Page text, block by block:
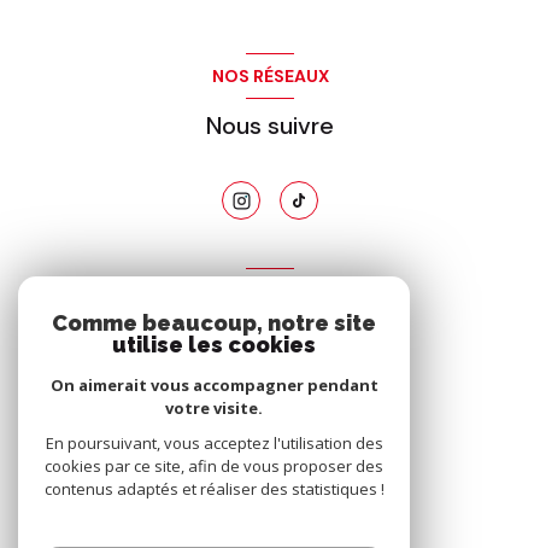
NOS RÉSEAUX
Nous suivre
Nous adhérons
Comme beaucoup, notre site
utilise les cookies
On aimerait vous accompagner pendant
votre visite.
En poursuivant, vous acceptez l'utilisation des
cookies par ce site, afin de vous proposer des
contenus adaptés et réaliser des statistiques !